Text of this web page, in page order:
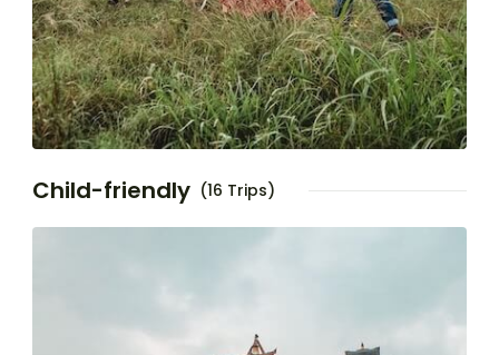
Child-friendly (16 Trips)